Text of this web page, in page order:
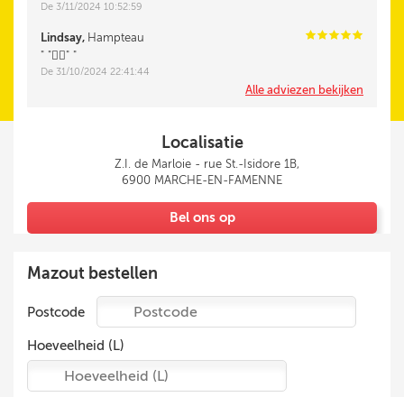
De 3/11/2024 10:52:59
Lindsay, Hampteau iiiii
"👍🏼"
De 31/10/2024 22:41:44
Alle adviezen bekijken
Localisatie
Z.I. de Marloie - rue St.-Isidore 1B,
6900 MARCHE-EN-FAMENNE
Bel ons op
Mazout bestellen
Postcode
Hoeveelheid (L)